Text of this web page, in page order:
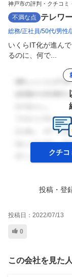
神戸市の評判・クチコミ
不満な点 テレワ
総務 正社員 50代 男性
いくらIT化が進ん
るのに、何で...
クチコ
投稿・登
投稿日： 2022/07/13
0
この会社を見た